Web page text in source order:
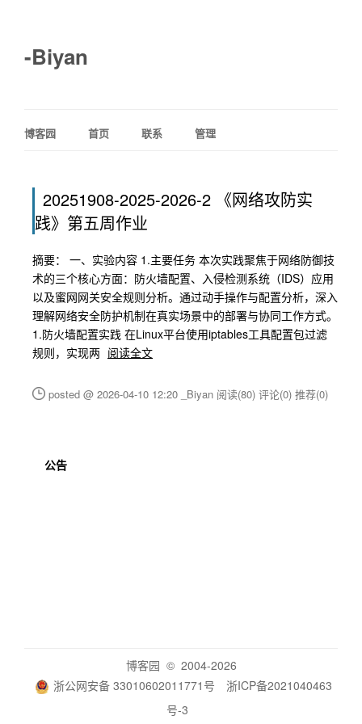
-Biyan
博客园 首页 联系 管理
20251908-2025-2026-2 《网络攻防实
践》第五周作业
摘要： 一、实验内容 1.主要任务 本次实践聚焦于网络防御技
术的三个核心方面：防火墙配置、入侵检测系统（IDS）应用
以及蜜网网关安全规则分析。通过动手操作与配置分析，深入
理解网络安全防护机制在真实场景中的部署与协同工作方式。
1.防火墙配置实践 在Linux平台使用iptables工具配置包过滤
规则，实现两 阅读全文
posted @ 2026-04-10 12:20 _Biyan 阅读(80) 评论(0) 推荐(0)
公告
博客园 © 2004-2026
浙公网安备 33010602011771号
浙ICP备2021040463
号-3